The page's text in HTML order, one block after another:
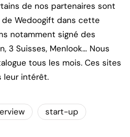
de nos partenaires sont
de Wedoogift dans cette
notamment signé des
3 Suisses, Menlook… Nous
tous les mois. Ces sites
leur intérêt.
start-up